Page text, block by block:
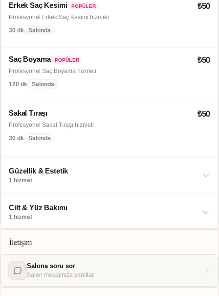
Erkek Saç Kesimi POPÜLER
Profesyonel Erkek Saç Kesimi hizmeti
30 dk
Salonda
₺50
Saç Boyama POPÜLER
Profesyonel Saç Boyama hizmeti
120 dk
Salonda
₺50
Sakal Tıraşı
Profesyonel Sakal Tıraşı hizmeti
30 dk
Salonda
₺50
Güzellik & Estetik
1 hizmet
Cilt & Yüz Bakımı
1 hizmet
İletişim
Salona soru sor
Salon mesajınıza yanıtlar